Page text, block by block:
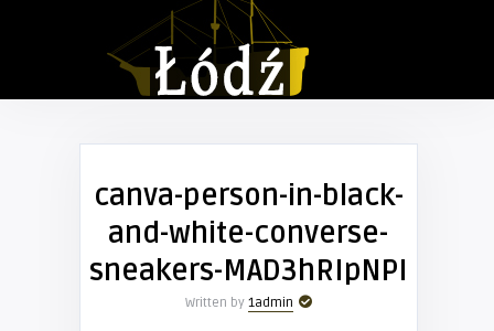
canva-person-in-black-
and-white-converse-
sneakers-MAD3hRIpNPI
Written by 1admin